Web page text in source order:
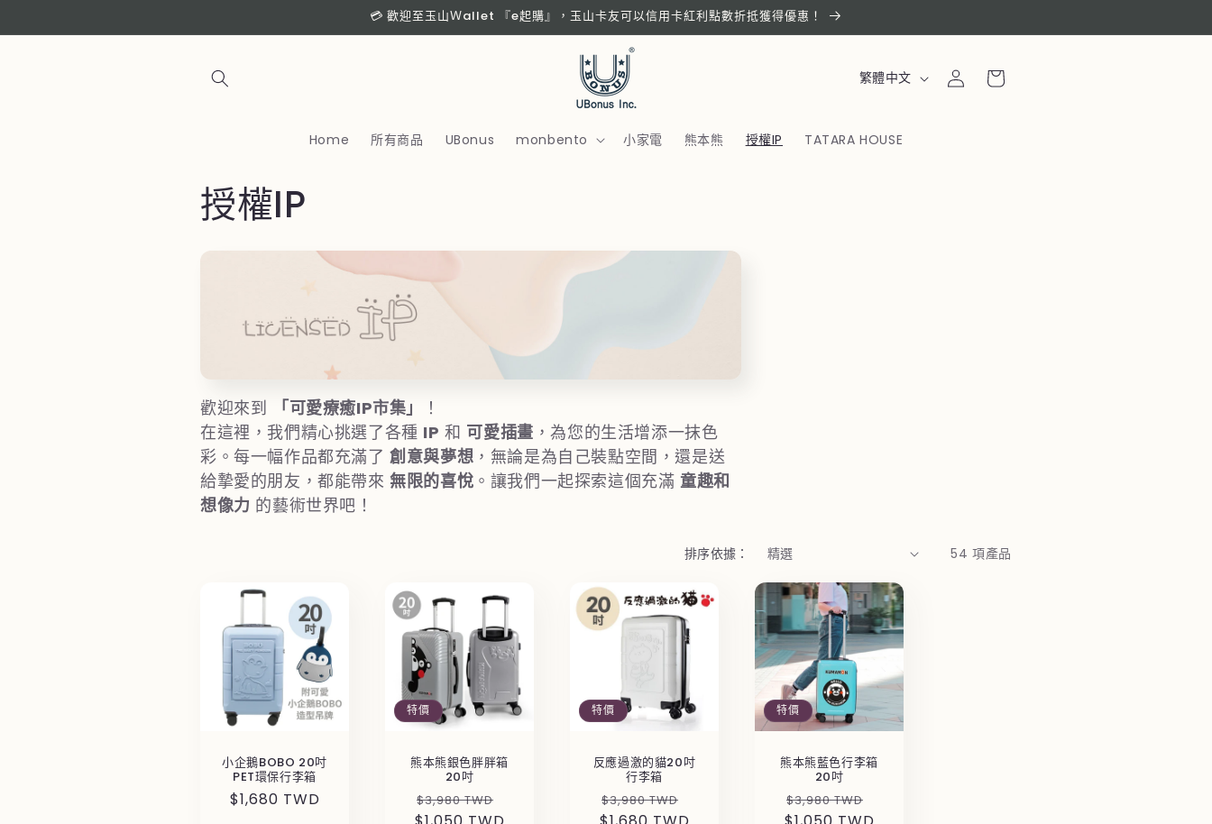
💳 歡迎至玉山Ｗallet 『e起購』，玉山卡友可以信用卡紅利點數折抵獲得優惠！
Home 所有商品 UBonus monbento 小家電 熊本熊 授權IP TATARA HOUSE
語
繁體中文
登
入
物
商
品
:
授權IP
歡迎來到 「可愛療癒IP市集」
！
在這裡，我們精心挑選了各種 IP 和 可愛插畫 ，為您的生活增添一抹色
彩。每一幅作品都充滿了創意與夢想 ，無論是為自己裝點空間，還是送
給摯愛的朋友，都能帶來無限的喜悅 。讓我們一起探索這個充滿 童趣和
想像力 的藝術世界吧！
排序依據： 54 項產品
小企鵝BOBO 20吋
PET環保行李箱
定
$1,680 TWD
特價
熊本熊銀色胖胖箱
20吋
定
$3,980 TWD
特價
反應過激的貓20吋
行李箱
定
$3,980 TWD
特價
熊本熊藍色行李箱
20吋
定
$3,980 TWD